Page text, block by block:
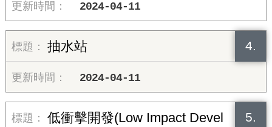
2024-04-11
4.
抽水站
2024-04-11
5.
低衝擊開發(Low Impact Devel